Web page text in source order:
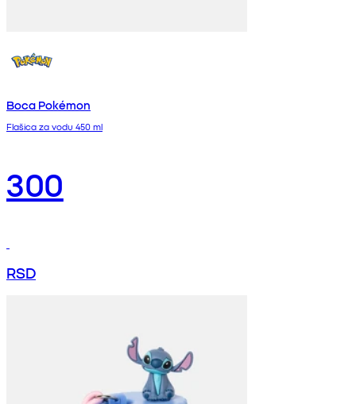
Boca Pokémon
Flašica za vodu 450 ml
300
RSD